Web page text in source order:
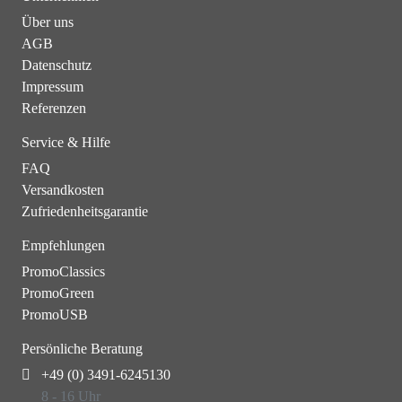
Werbeaktionen
Über uns
AGB
Datenschutz
Impressum
Referenzen
Service & Hilfe
FAQ
Versandkosten
Zufriedenheitsgarantie
Empfehlungen
PromoClassics
PromoGreen
PromoUSB
Persönliche Beratung
+49 (0) 3491-6245130
8 - 16 Uhr